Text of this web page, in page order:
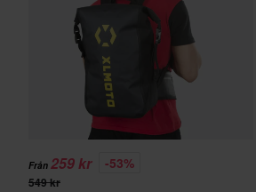
Från 259 kr -53%
549 kr